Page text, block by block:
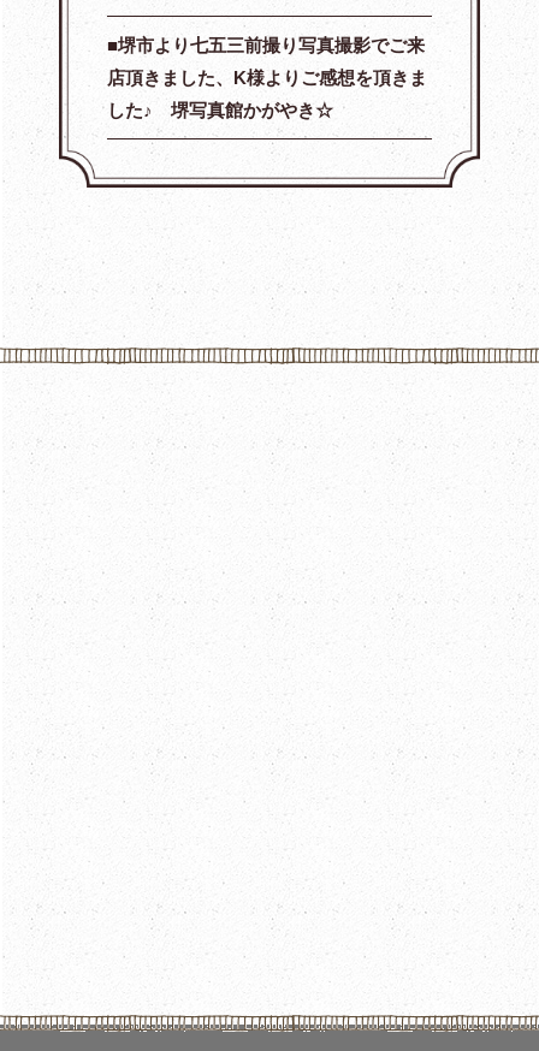
堺市より七五三前撮り写真撮影でご来
店頂きました、K様よりご感想を頂きま
した♪ 堺写真館かがやき☆